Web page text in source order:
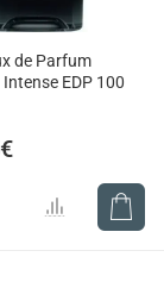
de Parfum
EDP 100